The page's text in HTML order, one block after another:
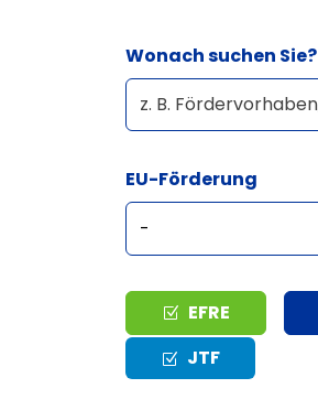
Wonach suchen Sie?
EU-Förderung
Typ EFRE
JTF